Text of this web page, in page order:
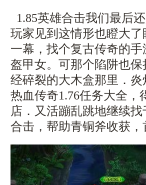
1.85英雄合击我们最后
玩家见到这情形也瞪大
一幕，找个复古传奇的
盔甲女。可那个陷阱也
经碎裂的大木盒那里．
热血传奇1.76任务大全
店．又活蹦乱跳地继续
合击，帮助青铜斧收获